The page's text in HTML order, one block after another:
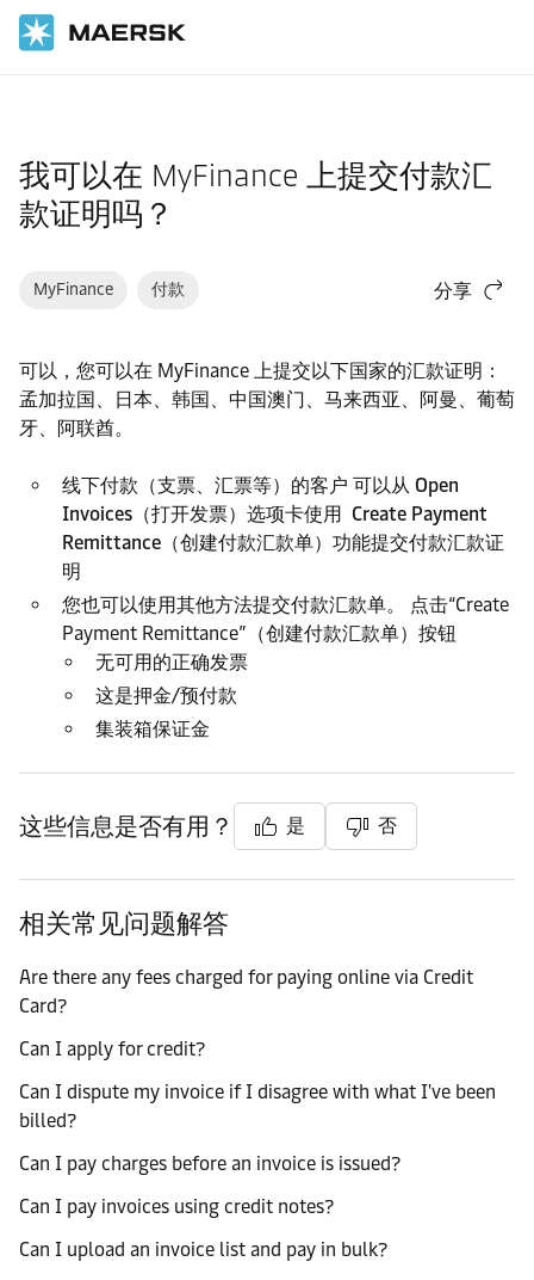
我可以在 MyFinance 上提交付款汇
款证明吗？
MyFinance 付款 分享
可以，您可以在 MyFinance 上提交以下国家的汇款证明：
孟加拉国、日本、韩国、中国澳门、马来西亚、阿曼、葡萄
牙、阿联酋。
线下付款（支票、汇票等）的客户 可以从 Open
Invoices（打开发票）选项卡使用 Create Payment
Remittance（创建付款汇款单） 功能提交付款汇款证
明
您也可以使用其他方法提交付款汇款单。 点击“Create
Payment Remittance”（创建付款汇款单）按钮
无可用的正确发票
这是押金/预付款
集装箱保证金
这些信息是否有用？ 是 否
相关常见问题解答
Are there any fees charged for paying online via Credit
Card?
Can I apply for credit?
Can I dispute my invoice if I disagree with what I've been
billed?
Can I pay charges before an invoice is issued?
Can I pay invoices using credit notes?
Can I upload an invoice list and pay in bulk?